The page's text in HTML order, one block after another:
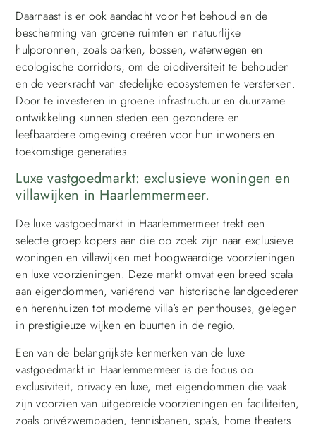
Daarnaast is er ook aandacht voor het behoud en de
bescherming van groene ruimten en natuurlijke
hulpbronnen, zoals parken, bossen, waterwegen en
ecologische corridors, om de biodiversiteit te behouden
en de veerkracht van stedelijke ecosystemen te versterken.
Door te investeren in groene infrastructuur en duurzame
ontwikkeling kunnen steden een gezondere en
leefbaardere omgeving creëren voor hun inwoners en
toekomstige generaties.
Luxe vastgoedmarkt: exclusieve woningen en
villawijken in Haarlemmermeer.
De luxe vastgoedmarkt in Haarlemmermeer trekt een
selecte groep kopers aan die op zoek zijn naar exclusieve
woningen en villawijken met hoogwaardige voorzieningen
en luxe voorzieningen. Deze markt omvat een breed scala
aan eigendommen, variërend van historische landgoederen
en herenhuizen tot moderne villa’s en penthouses, gelegen
in prestigieuze wijken en buurten in de regio.
Een van de belangrijkste kenmerken van de luxe
vastgoedmarkt in Haarlemmermeer is de focus op
exclusiviteit, privacy en luxe, met eigendommen die vaak
zijn voorzien van uitgebreide voorzieningen en faciliteiten,
zoals privézwembaden, tennisbanen, spa’s, home theaters